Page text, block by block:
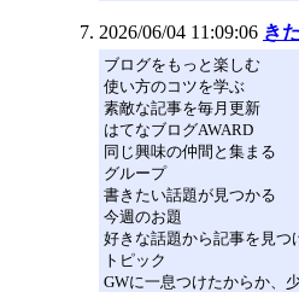
2026/06/04 11:09:06 き
ブログをもっと楽しむ
使い方のコツを学ぶ
素敵な記事を毎月更新
はてなブログAWARD
同じ興味の仲間と集まる
グループ
書きたい話題が見つかる
今週のお題
好きな話題から記事を見つ
トピック
GWに一息つけたからか、